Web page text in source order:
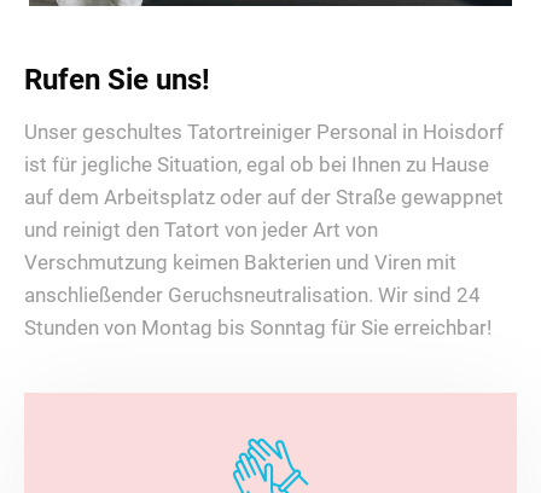
Rufen Sie uns!
Unser geschultes Tatortreiniger Personal in Hoisdorf
ist für jegliche Situation, egal ob bei Ihnen zu Hause
auf dem Arbeitsplatz oder auf der Straße gewappnet
und reinigt den Tatort von jeder Art von
Verschmutzung keimen Bakterien und Viren mit
anschließender Geruchsneutralisation. Wir sind 24
Stunden von Montag bis Sonntag für Sie erreichbar!